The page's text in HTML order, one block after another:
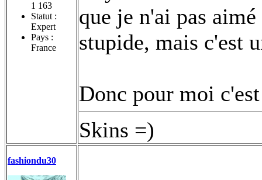
1 163
Statut :
Expert
Pays :
France
que je n'ai pas
stupide, mais c'est
Donc pour moi
Skins =)
fashiondu30